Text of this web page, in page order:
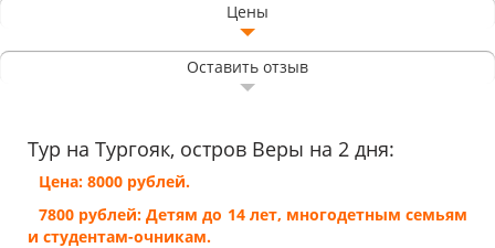
Цены
Оставить отзыв
Тур на Тургояк, остров Веры на 2 дня:
Цена: 8000 рублей.
7800 рублей: Детям до 14 лет, многодетным семьям
и студентам-очникам.